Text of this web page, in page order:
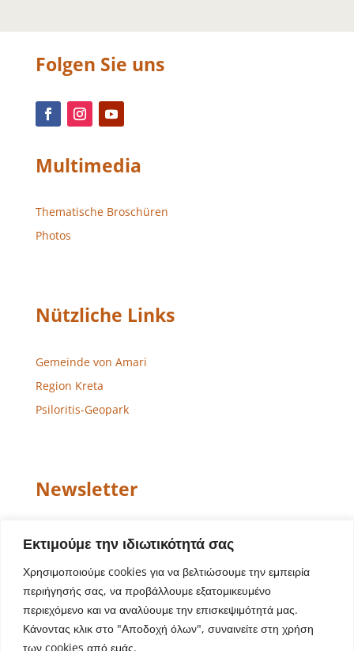
Εκτιμούμε την ιδιωτικότητά σας
Χρησιμοποιούμε cookies για να βελτιώσουμε την εμπειρία
περιήγησής σας, να προβάλλουμε εξατομικευμένο
περιεχόμενο και να αναλύουμε την επισκεψιμότητά μας.
Κάνοντας κλικ στο "Αποδοχή όλων", συναινείτε στη χρήση
των cookies από εμάς.
Folgen Sie uns
Multimedia
Thematische Broschüren
Photos
Nützliche Links
Gemeinde von Amari
Region Kreta
Psiloritis-Geopark
Newsletter